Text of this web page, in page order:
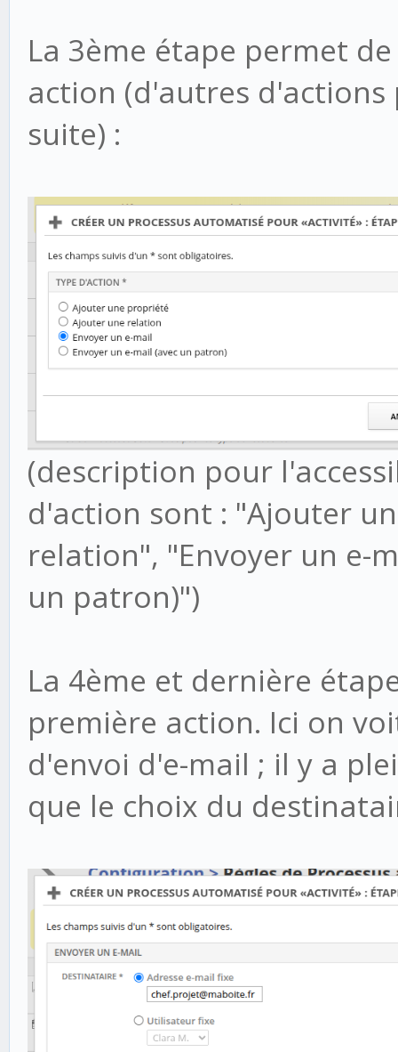
La 3ème étape permet
action (d'autres
suite) :
(description pour
d'action sont : "Ajouter
relation", "Envoyer un e-
un patron)")
La 4ème et dernière
première action. Ici on
d'envoi d'e-mail ; il y a
que le choix du